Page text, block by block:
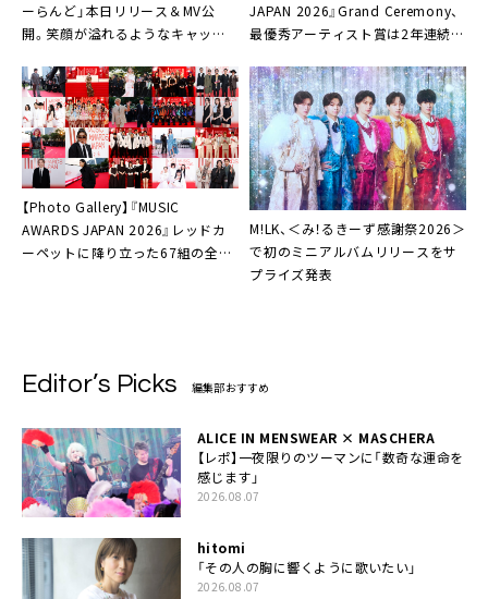
ーらんど」本日リリース＆MV公
開。笑顔が溢れるようなキャッチ
JAPAN 2026』Grand Ceremony、
最優秀アーティスト賞は2年連続
いです」
【Photo Gallery】『MUSIC
AWARDS JAPAN 2026』レッドカ
ーペットに降り立った67組の全画
M!LK、＜み！るきーず感謝祭2026＞
で初のミニアルバムリリースをサ
プライズ発表
Editor’s Picks 編集部おすすめ
ALICE IN MENSWEAR × MASCHERA
【レポ】一夜限りのツーマンに「数奇な運命を
感じます」
2026.08.07
hitomi
「その人の胸に響くように歌いたい」
2026.08.07